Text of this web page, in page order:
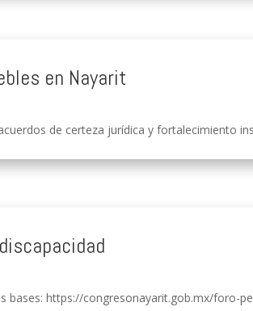
en Nayarit
de certeza jurídica y fortalecimiento
https://congresonayarit.gob.mx/foro-